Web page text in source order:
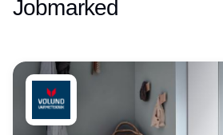
Jobmarked